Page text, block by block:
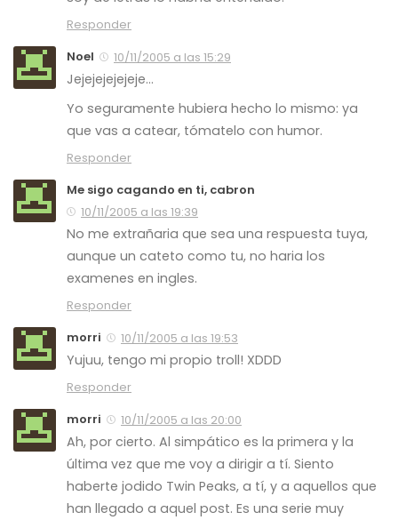
Responder
Noel
10/11/2005 a las 15:29
Jejejejejejeje…
Yo seguramente hubiera hecho lo mismo: ya
que vas a catear, tómatelo con humor.
Responder
Me sigo cagando en ti, cabron
10/11/2005 a las 19:39
No me extrañaria que sea una respuesta tuya,
aunque un cateto como tu, no haria los
examenes en ingles.
Responder
morri
10/11/2005 a las 19:53
Yujuu, tengo mi propio troll! XDDD
Responder
morri
10/11/2005 a las 20:00
Ah, por cierto. Al simpático es la primera y la
última vez que me voy a dirigir a tí. Siento
haberte jodido Twin Peaks, a tí, y a aquellos que
han llegado a aquel post. Es una serie muy